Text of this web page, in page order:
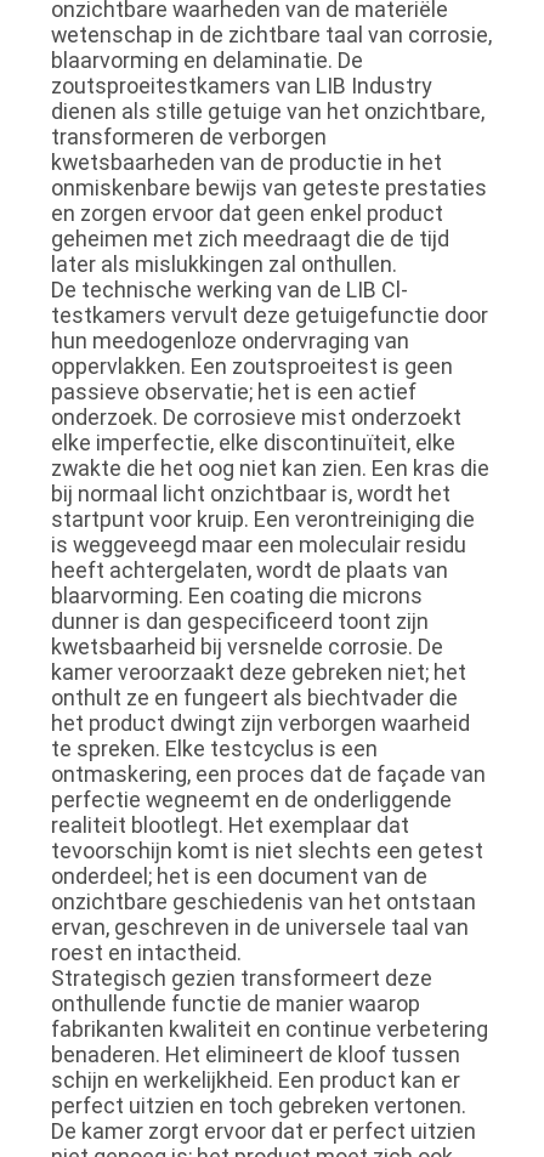
onzichtbare waarheden van de materiële
wetenschap in de zichtbare taal van corrosie,
blaarvorming en delaminatie. De
zoutsproeitestkamers van LIB Industry
dienen als stille getuige van het onzichtbare,
transformeren de verborgen
kwetsbaarheden van de productie in het
onmiskenbare bewijs van geteste prestaties
en zorgen ervoor dat geen enkel product
geheimen met zich meedraagt ​​die de tijd
later als mislukkingen zal onthullen.
De technische werking van de LIB Cl-
testkamers vervult deze getuigefunctie door
hun meedogenloze ondervraging van
oppervlakken. Een zoutsproeitest is geen
passieve observatie; het is een actief
onderzoek. De corrosieve mist onderzoekt
elke imperfectie, elke discontinuïteit, elke
zwakte die het oog niet kan zien. Een kras die
bij normaal licht onzichtbaar is, wordt het
startpunt voor kruip. Een verontreiniging die
is weggeveegd maar een moleculair residu
heeft achtergelaten, wordt de plaats van
blaarvorming. Een coating die microns
dunner is dan gespecificeerd toont zijn
kwetsbaarheid bij versnelde corrosie. De
kamer veroorzaakt deze gebreken niet; het
onthult ze en fungeert als biechtvader die
het product dwingt zijn verborgen waarheid
te spreken. Elke testcyclus is een
ontmaskering, een proces dat de façade van
perfectie wegneemt en de onderliggende
realiteit blootlegt. Het exemplaar dat
tevoorschijn komt is niet slechts een getest
onderdeel; het is een document van de
onzichtbare geschiedenis van het ontstaan ​​
ervan, geschreven in de universele taal van
roest en intactheid.
Strategisch gezien transformeert deze
onthullende functie de manier waarop
fabrikanten kwaliteit en continue verbetering
benaderen. Het elimineert de kloof tussen
schijn en werkelijkheid. Een product kan er
perfect uitzien en toch gebreken vertonen.
De kamer zorgt ervoor dat er perfect uitzien